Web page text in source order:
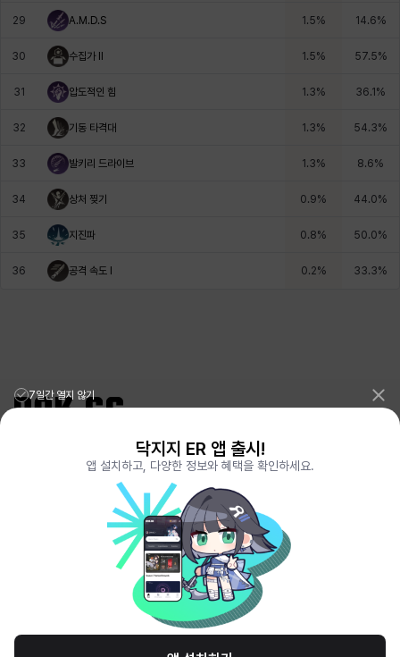
29 A.M.D.S 1.5% 14.6%
30 수집가 II 1.5% 57.5%
31 압도적인 힘 1.3% 36.1%
32 기동 타격대 1.3% 54.3%
33 발키리 드라이브 1.3% 8.6%
34 상처 찢기 0.9% 44.0%
35 지진파 0.8% 50.0%
36 공격 속도 I 0.2% 33.3%
리그오브레전드 전적검색 포로지지PORO.GG
전략적팀전투 TFT 전적검색 롤체지지 LOLCHESS.GG
메이플스토리 종합통계MAPLE.GG
VALORANT.DAK.GG
배틀그라운드 전적검색PUBG.DAK.GG
이터널 리턴 전적검색ER.DAK.GG
GENSHIN.DAK.GG
DEADLOCK.DAK.GG
서비스 이용 약관 개인정보 취급방침 제휴 문의 고객센터 채용
7일간 열지 않기
닥지지 ER 앱 출시!
앱 설치하고, 다양한 정보와 혜택을 확인하세요.